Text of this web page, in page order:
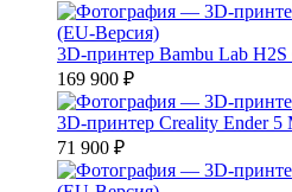
3D-принтер Bambu Lab
169 900 ₽
3D-принтер Creality Ender 5
71 900 ₽